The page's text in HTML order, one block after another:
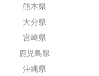
熊本県
大分県
宮崎県
鹿児島県
沖縄県